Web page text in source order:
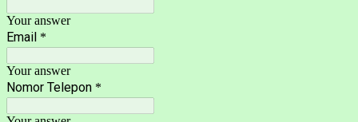
Your answer
Email *
Your answer
Nomor Telepon *